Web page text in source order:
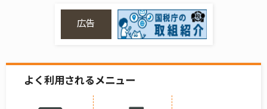
広告
よく利用されるメニュー